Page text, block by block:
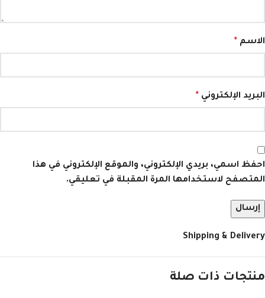
الاسم *
البريد الإلكتروني *
احفظ اسمي، بريدي الإلكتروني، والموقع الإلكتروني في هذا
المتصفح لاستخدامها المرة المقبلة في تعليقي.
Shipping & Delivery
منتجات ذات صلة